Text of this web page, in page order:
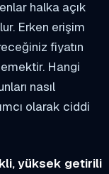
halka açık
Erken erişim
fiyatın
Hangi
nasıl
olarak ciddi
yüksek getirili